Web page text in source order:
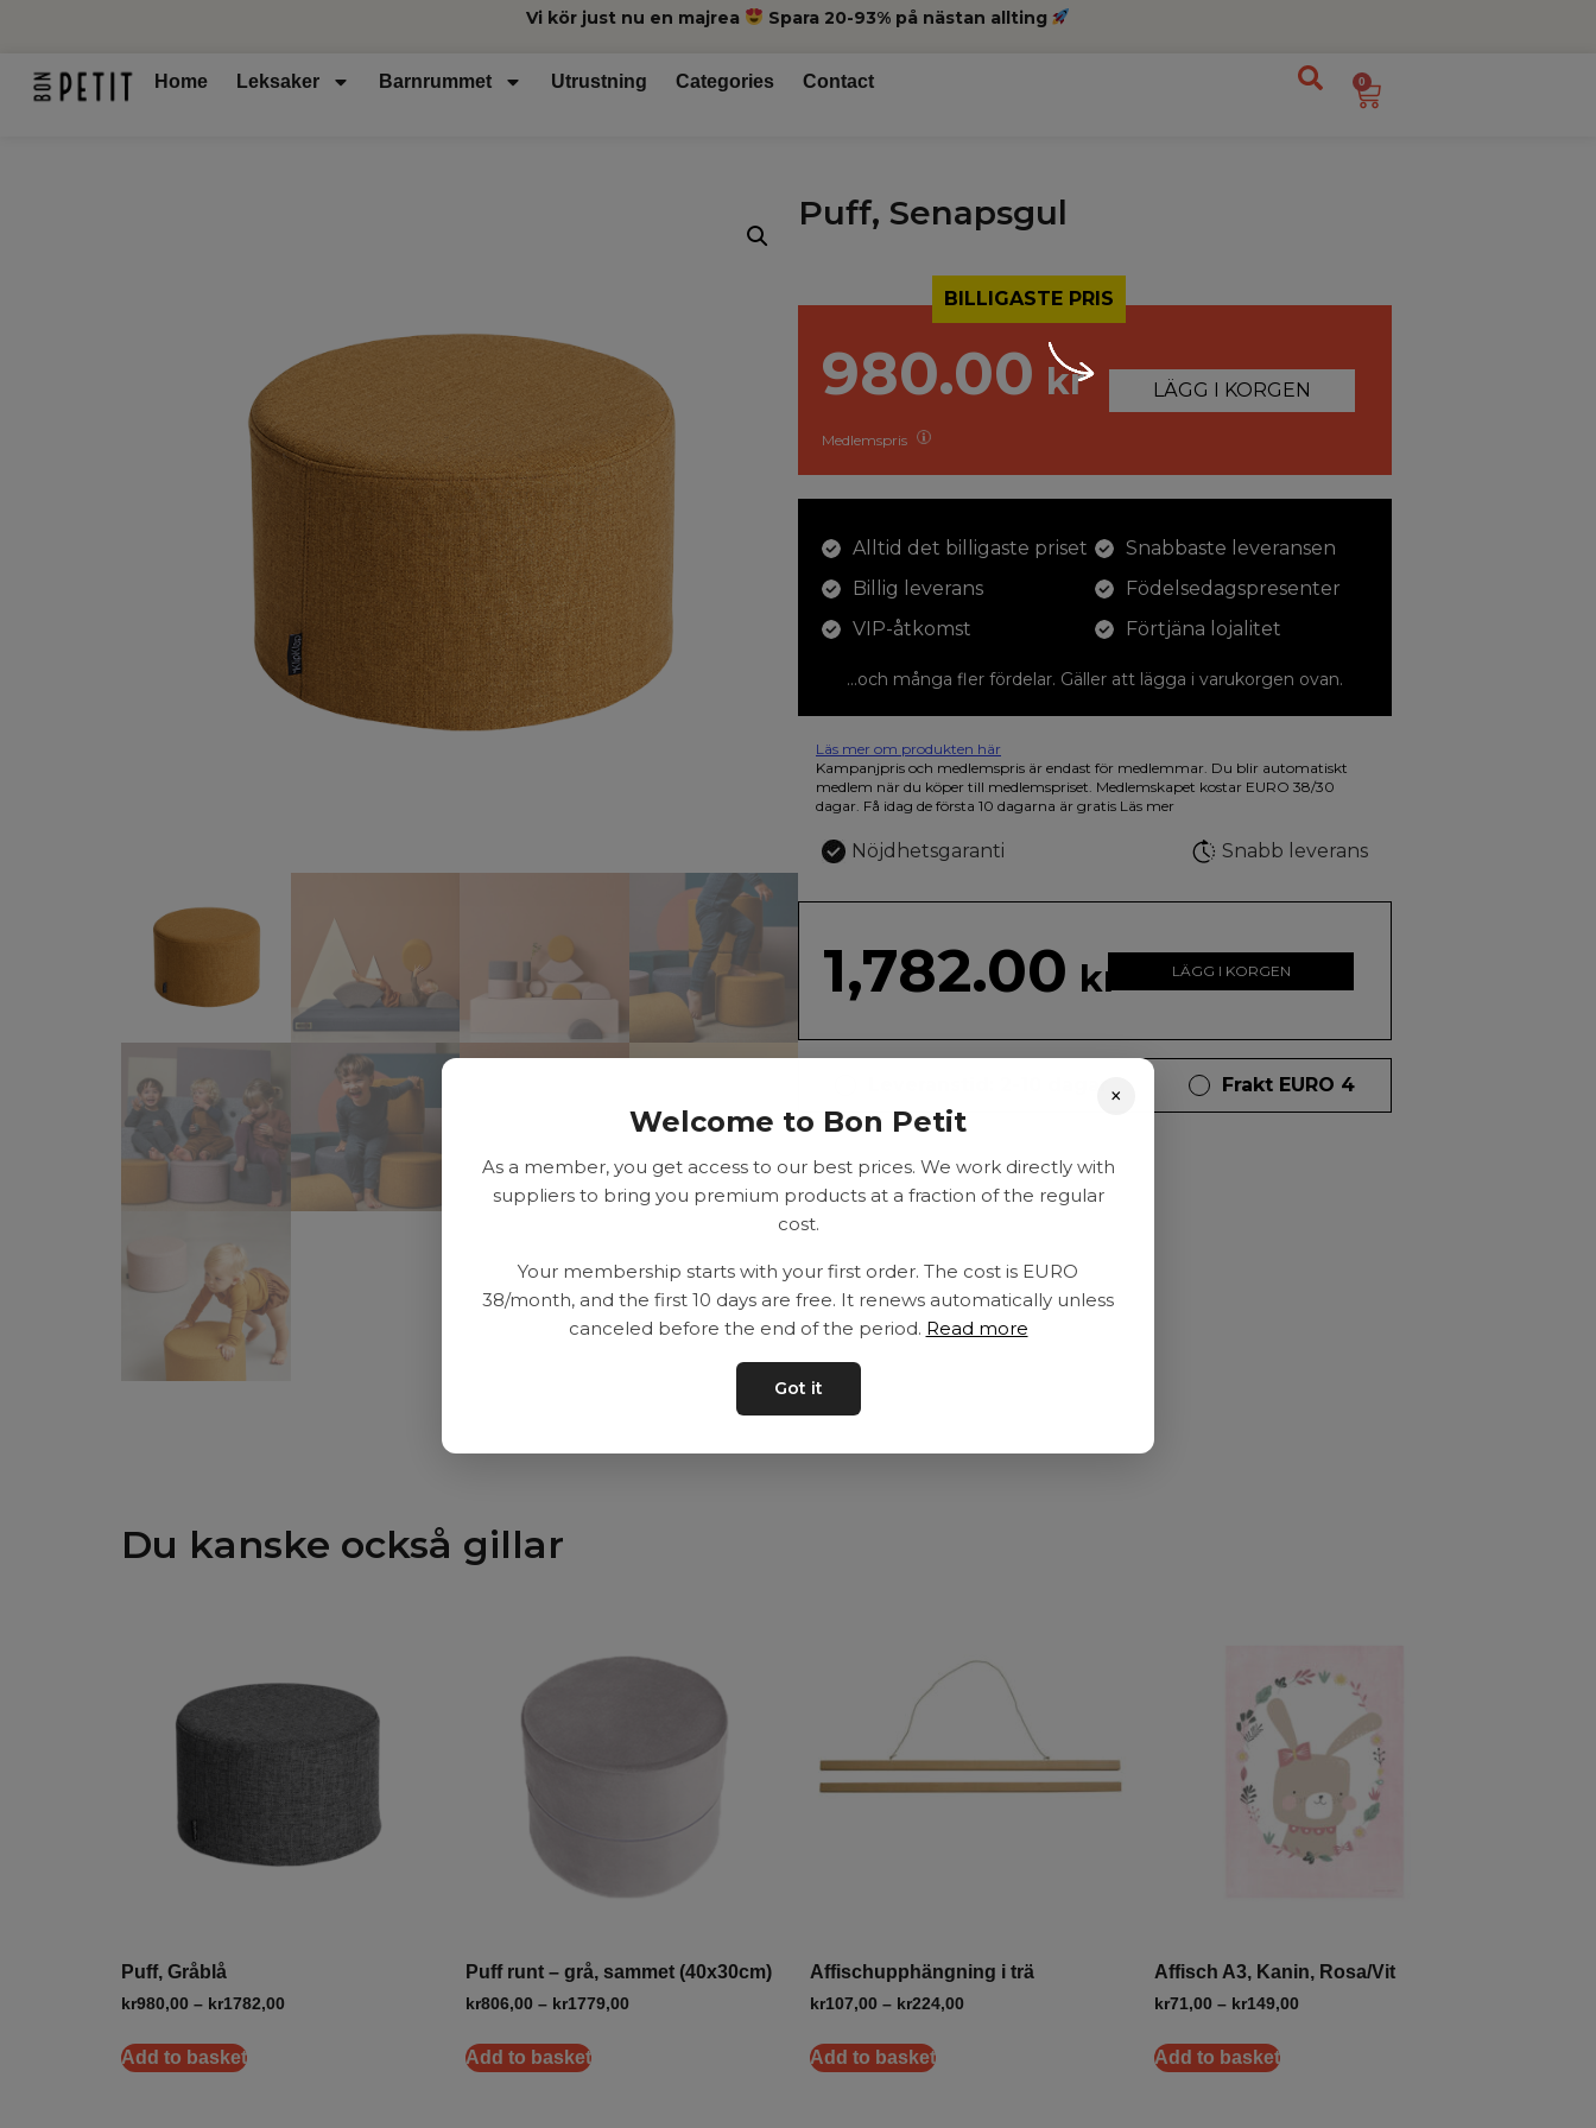
Vi kör just nu en majrea Spara 20-93% på nästan allting
Home Leksaker Barnrummet Utrustning Categories Contact 0
Puff, Senapsgul
BILLIGASTE PRIS
980.00 kr
Medlemspris
LÄGG I KORGEN
Alltid det billigaste priset
Billig leverans
VIP-åtkomst
Snabbaste leveransen
Födelsedagspresenter
Förtjäna lojalitet
...och många fler fördelar. Gäller att lägga i varukorgen ovan.
Läs mer om produkten här
12 färgpennor som du kan färglägga dina teckningar med. På illustrationen på
den vackra askan finns fjärilar i vilda fluorescerande färger.
Kampanjpris och medlemspris är endast för medlemmar. Du blir automatiskt
medlem när du köper till medlemspriset. Medlemskapet kostar EURO 38/30
dagar. Få idag de första 10 dagarna är gratis Läs mer
Nöjdhetsgaranti Snabb leverans
1,782.00 kr LÄGG I KORGEN
Frakt EURO 4
Du kanske också gillar
Puff, Gråblå
kr980,00 – kr1782,00
Add to basket
Puff runt – grå, sammet (40x30cm)
kr806,00 – kr1779,00
Add to basket
Affischupphängning i trä
kr107,00 – kr224,00
Add to basket
Affisch A3, Kanin, Rosa/Vit
kr71,00 – kr149,00
Add to basket
×
Welcome to Bon Petit
As a member, you get access to our best prices. We work directly with
suppliers to bring you premium products at a fraction of the regular
cost.
Your membership starts with your first order. The cost is EURO
38/month, and the first 10 days are free. It renews automatically unless
canceled before the end of the period. Read more
Got it